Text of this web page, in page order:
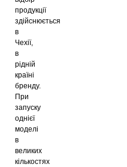
продукції
здійснюється
в
Чехії,
в
рідній
країні
бренду.
При
запуску
однієї
моделі
в
великих
кількостях